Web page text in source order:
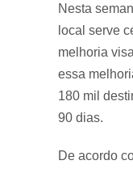
e
f
e
t
i
Nesta
local serve
melhoria
essa
180 mil
90 dias.
De acordo